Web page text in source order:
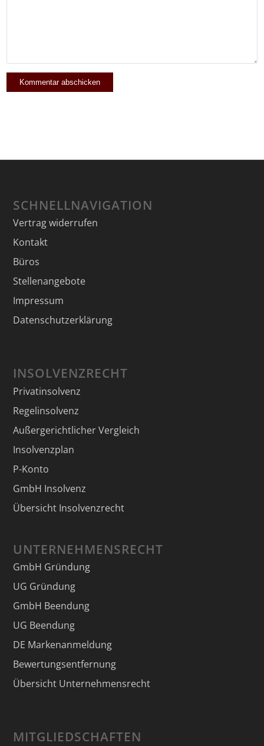
SCHNELLNAVIGATION
Vertrag widerrufen
Kontakt
Büros
Stellenangebote
Impressum
Datenschutzerklärung
INSOLVENZRECHT
Privatinsolvenz
Regelinsolvenz
Außergerichtlicher Vergleich
Insolvenzplan
P-Konto
GmbH Insolvenz
Übersicht Insolvenzrecht
UNTERNEHMENSRECHT
GmbH Gründung
UG Gründung
GmbH Beendung
UG Beendung
DE Markenanmeldung
Bewertungsentfernung
Übersicht Unternehmensrecht
MITGLIEDSCHAFTEN